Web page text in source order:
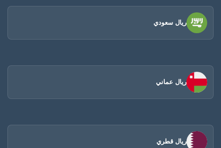
ريال سعودي
ريال عماني
ريال قطري